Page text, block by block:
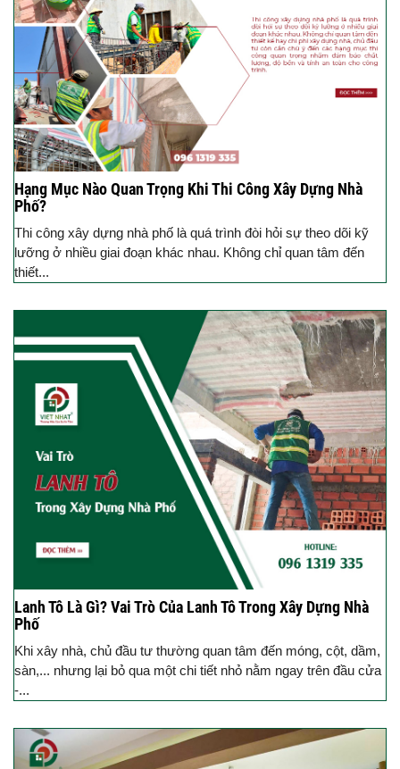
Hạng Mục Nào Quan Trọng Khi Thi Công Xây Dựng Nhà
Phố?
Thi công xây dựng nhà phố là quá trình đòi hỏi sự theo dõi kỹ
lưỡng ở nhiều giai đoạn khác nhau. Không chỉ quan tâm đến
thiết...
Lanh Tô Là Gì? Vai Trò Của Lanh Tô Trong Xây Dựng Nhà
Phố
Khi xây nhà, chủ đầu tư thường quan tâm đến móng, cột, dầm,
sàn,... nhưng lại bỏ qua một chi tiết nhỏ nằm ngay trên đầu cửa
-...